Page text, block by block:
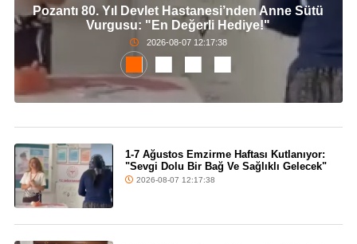
Pozantı 80. Yıl Devlet Hastanesi’nden Anne Sütü
Vurgusu: "En Değerli Hediye!"
2026-08-07 12:17:38
1-7 Ağustos Emzirme Haftası Kutlanıyor:
"Sevgi Dolu Bir Bağ Ve Sağlıklı Gelecek"
2026-08-07 12:17:38